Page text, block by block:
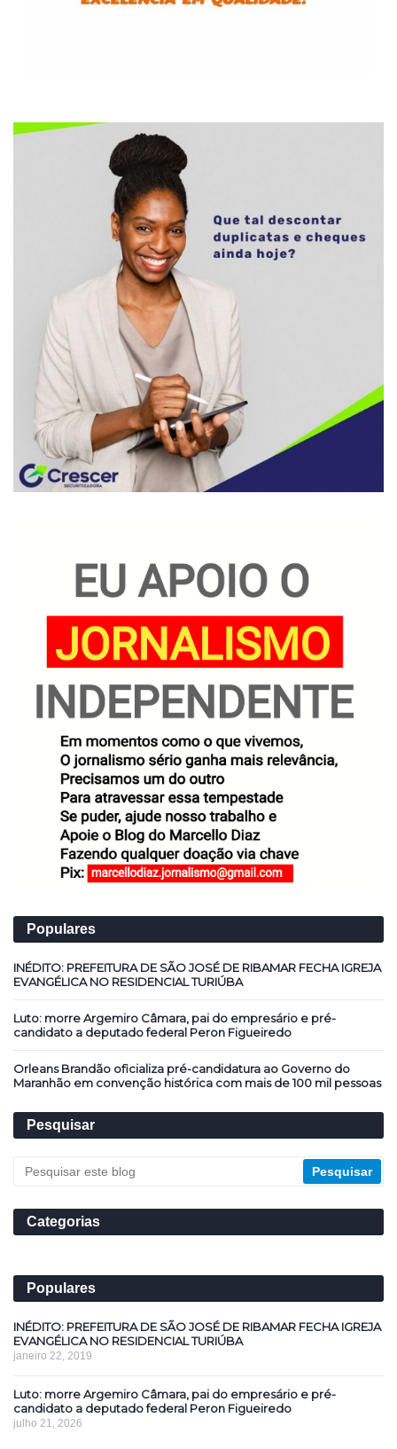
Populares
INÉDITO: PREFEITURA DE SÃO JOSÉ DE RIBAMAR FECHA IGREJA
EVANGÉLICA NO RESIDENCIAL TURIÚBA
Luto: morre Argemiro Câmara, pai do empresário e pré-
candidato a deputado federal Peron Figueiredo
Orleans Brandão oficializa pré-candidatura ao Governo do
Maranhão em convenção histórica com mais de 100 mil pessoas
Pesquisar
Categorias
Populares
INÉDITO: PREFEITURA DE SÃO JOSÉ DE RIBAMAR FECHA IGREJA
EVANGÉLICA NO RESIDENCIAL TURIÚBA
janeiro 22, 2019
Luto: morre Argemiro Câmara, pai do empresário e pré-
candidato a deputado federal Peron Figueiredo
julho 21, 2026